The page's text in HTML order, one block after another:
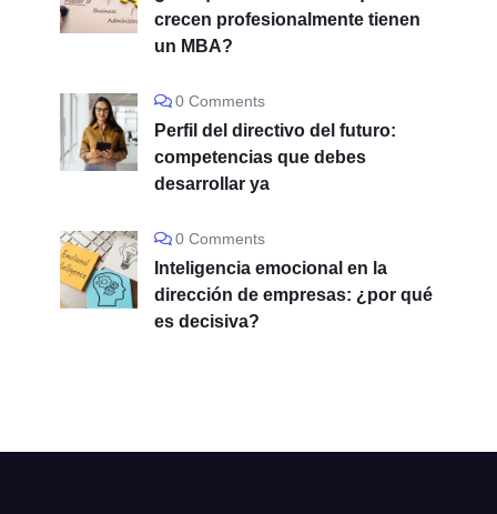
crecen profesionalmente tienen
un MBA?
0 Comments
Perfil del directivo del futuro:
competencias que debes
desarrollar ya
0 Comments
Inteligencia emocional en la
dirección de empresas: ¿por qué
es decisiva?